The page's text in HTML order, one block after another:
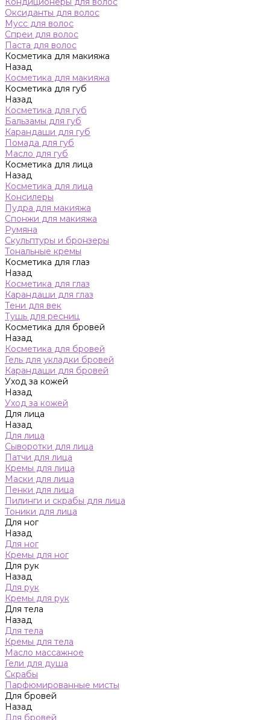
Оксиданты для волос
Мусс для волос
Спреи для волос
Паста для волос
Косметика для макияжа
Назад
Косметика для макияжа
Косметика для губ
Назад
Косметика для губ
Бальзамы для губ
Карандаши для губ
Помада для губ
Масло для губ
Косметика для лица
Назад
Косметика для лица
Консилеры
Пудра для макияжа
Спонжи для макияжа
Румяна
Скульптуры и бронзеры
Тональные кремы
Косметика для глаз
Назад
Косметика для глаз
Карандаши для глаз
Тени для век
Тушь для ресниц
Косметика для бровей
Назад
Косметика для бровей
Гель для укладки бровей
Карандаши для бровей
Уход за кожей
Назад
Уход за кожей
Для лица
Назад
Для лица
Сыворотки для лица
Патчи для лица
Кремы для лица
Маски для лица
Пенки для лица
Пилинги и скрабы для лица
Тоники для лица
Для ног
Назад
Для ног
Кремы для ног
Для рук
Назад
Для рук
Кремы для рук
Для тела
Назад
Для тела
Кремы для тела
Масло массажное
Гели для душа
Скрабы
Парфюмированные мисты
Для бровей
Назад
Для бровей